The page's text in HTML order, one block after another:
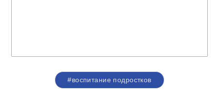
#воспитание подростков